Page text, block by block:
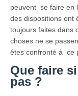
peuvent se faire en
des dispositions ont
toujours faites dans
choses ne se
êtes confronté à ce
Que faire
pas ?